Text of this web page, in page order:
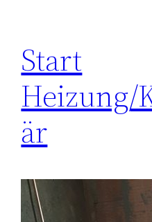
Start
Heizung/
är